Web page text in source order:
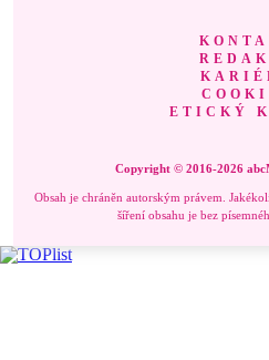
ETICKÝ
Copyright © 2016-2026
Obsah je chráněn autorským právem.
šíření obsahu je bez